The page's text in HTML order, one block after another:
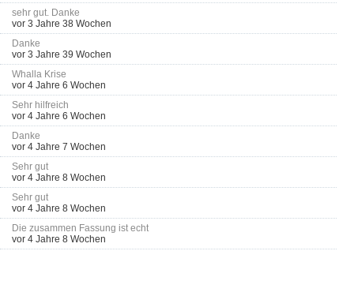
sehr gut. Danke
vor 3 Jahre 38 Wochen
Danke
vor 3 Jahre 39 Wochen
Whalla Krise
vor 4 Jahre 6 Wochen
Sehr hilfreich
vor 4 Jahre 6 Wochen
Danke
vor 4 Jahre 7 Wochen
Sehr gut
vor 4 Jahre 8 Wochen
Sehr gut
vor 4 Jahre 8 Wochen
Die zusammen Fassung ist echt
vor 4 Jahre 8 Wochen